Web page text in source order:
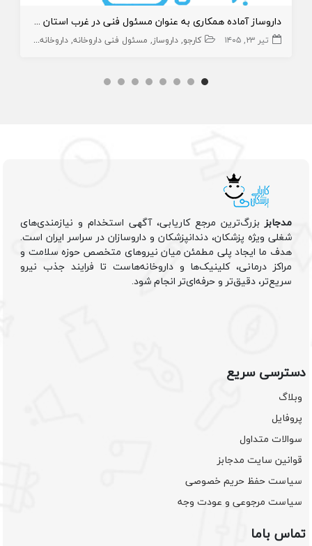
داروساز آماده همکاری به عنوان مسئول فنی در غرب استان تهران
تیر ۲۳, ۱۴۰۵ کارجو داروساز مسئول فنی داروخانه داروخانه و داروساز
مدجابزبزرگ‌ترین مرجع کاریابی، آگهی استخدام و نیازمندی‌های
شغلی ویژه پزشکان، دندانپزشکان و داروسازان در سراسر ایران است.
هدف ما ایجاد پلی مطمئن میان نیروهای متخصص حوزه سلامت و
مراکز درمانی، کلینیک‌ها و داروخانه‌هاست تا فرایند جذب نیرو
سریع‌تر، دقیق‌تر و حرفه‌ای‌تر انجام شود.
دسترسی سریع
وبلاگ
پروفایل
سوالات متداول
قوانین سایت مدجابز
سیاست حفظ حریم خصوصی
سیاست مرجوعی و عودت وجه
تماس باما